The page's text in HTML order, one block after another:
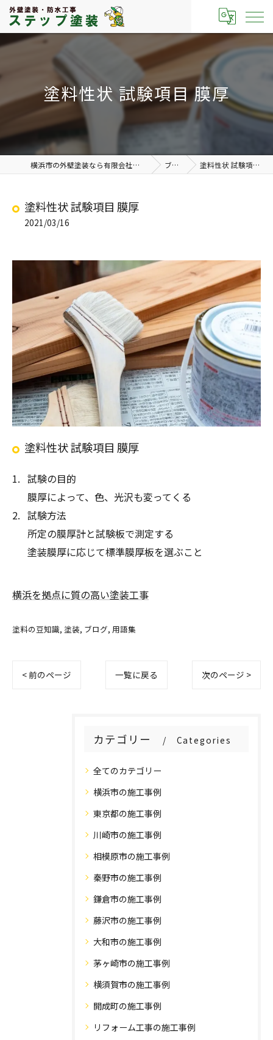
塗料性状 試験項目 膜厚
横浜市の外壁塗装なら有限会社ステップ塗装 ブログ 塗料性状 試験項目 膜厚
塗料性状 試験項目 膜厚
2021/03/16
塗料性状 試験項目 膜厚
試験の目的
膜厚によって、色、光沢も変ってくる
試験方法
所定の膜厚計と試験板で測定する
塗装膜厚に応じて標準膜厚板を選ぶこと
横浜を拠点に質の高い塗装工事
塗料の豆知識 塗装 ブログ 用語集
< 前のページ 一覧に戻る 次のページ >
カテゴリー Categories
全てのカテゴリー
横浜市の施工事例
東京都の施工事例
川崎市の施工事例
相模原市の施工事例
秦野市の施工事例
鎌倉市の施工事例
藤沢市の施工事例
大和市の施工事例
茅ヶ崎市の施工事例
横須賀市の施工事例
開成町の施工事例
リフォーム工事の施工事例